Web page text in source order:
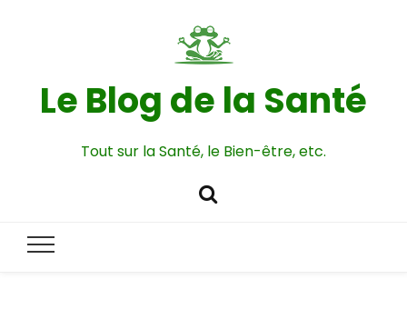
Le Blog de la Santé
Tout sur la Santé, le Bien-être, etc.